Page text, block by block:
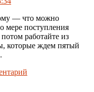
— что можно
мере поступления
работайте из
которые ждем пятый